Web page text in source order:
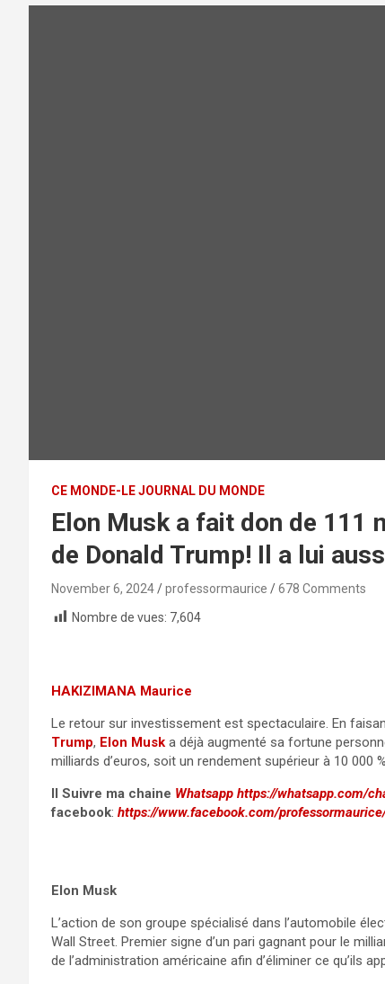
CE MONDE-LE JOURNAL DU MONDE
Elon Musk a fait don de 111
de Donald Trump! Il a lui
November 6, 2024 professormaurice
678 Comments
Nombre de vues: 7,604
HAKIZIMANA Maurice
Le retour sur investissement est spectaculaire. En
Trump, Elon Musk a déjà augmenté sa fortune
milliards d’euros, soit un rendement supérieur à 10 000
II Suivre ma chaine Whatsapp https://whatsapp.com/
facebook: https://www.facebook.com/
Elon Musk
L’action de son groupe spécialisé dans l’automobile
Wall Street. Premier signe d’un pari gagnant pour le
de l’administration américaine afin d’éliminer ce qu’ils